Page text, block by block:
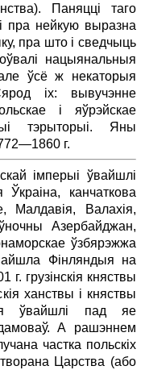
Паняцці таго
пра нейкую выразна
пра што і сведчыць
нацыянальныя
ўсё ж некаторыя
іх: вывучэнне
і яўрэйскае
тэрыторыі. Яны
г.
імперыі ўвайшлі
канчаткова
Малдавія, Валахія,
Азербайджан,
ўзбярэжжа
Фінляндыя на
г. грузінскія княствы
ханствы і княствы
ўвайшлі пад яе
А рашэннем
частка польскіх
Царства (або